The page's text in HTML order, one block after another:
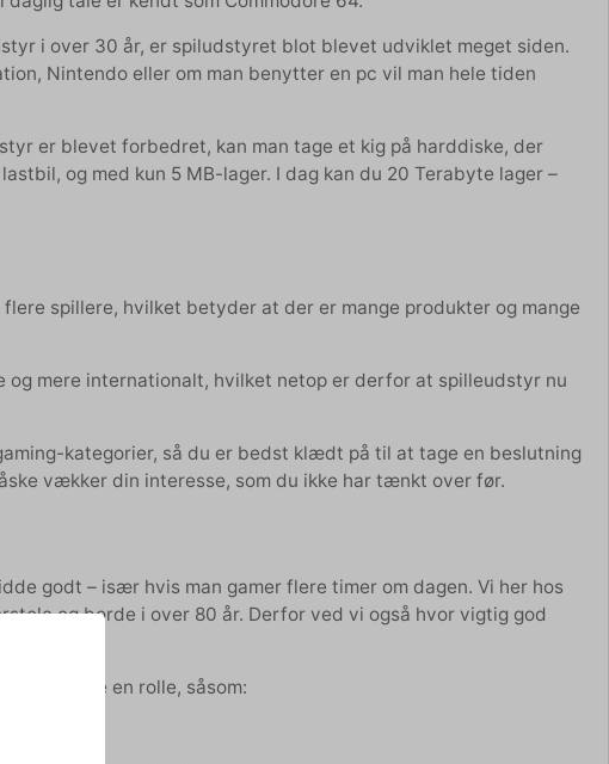
i over 30 år, er spiludstyret blot blevet udviklet meget siden.
Nintendo eller om man benytter en pc vil man hele tiden
er blevet forbedret, kan man tage et kig på harddiske, der
og med kun 5 MB-lager. I dag kan du 20 Terabyte lager –
spillere, hvilket betyder at der er mange produkter og mange
mere internationalt, hvilket netop er derfor at spilleudstyr nu
kategorier, så du er bedst klædt på til at tage en beslutning
vækker din interesse, som du ikke har tænkt over før.
godt – især hvis man gamer flere timer om dagen. Vi her hos
og borde i over 80 år. Derfor ved vi også hvor vigtig god
kan spille en rolle, såsom: